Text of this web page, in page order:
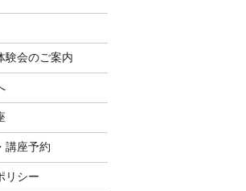
験会のご案内
講座予約
リシー